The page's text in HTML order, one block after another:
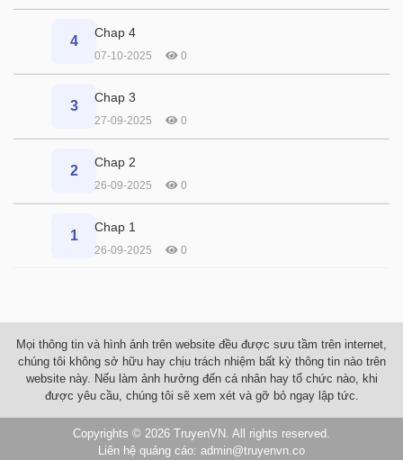
4
Chap 4
07-10-2025 0
3
Chap 3
27-09-2025 0
2
Chap 2
26-09-2025 0
1
Chap 1
26-09-2025 0
Mọi thông tin và hình ảnh trên website đều được sưu tầm trên internet,
chúng tôi không sở hữu hay chịu trách nhiệm bất kỳ thông tin nào trên
website này. Nếu làm ảnh hưởng đến cá nhân hay tổ chức nào, khi
được yêu cầu, chúng tôi sẽ xem xét và gỡ bỏ ngay lập tức.
Copyrights © 2026 TruyenVN . All rights reserved.
Liên hệ quảng cáo: admin@truyenvn.co